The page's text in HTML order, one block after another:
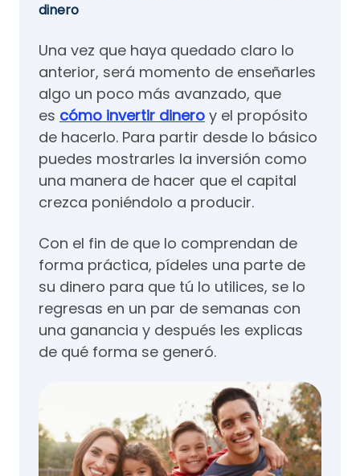
dinero
Una vez que haya quedado claro lo
anterior, será momento de enseñarles
algo un poco más avanzado, que
es cómo invertir dinero y el propósito
de hacerlo. Para partir desde lo básico
puedes mostrarles la inversión como
una manera de hacer que el capital
crezca poniéndolo a producir.
Con el fin de que lo comprendan de
forma práctica, pídeles una parte de
su dinero para que tú lo utilices, se lo
regresas en un par de semanas con
una ganancia y después les explicas
de qué forma se generó.